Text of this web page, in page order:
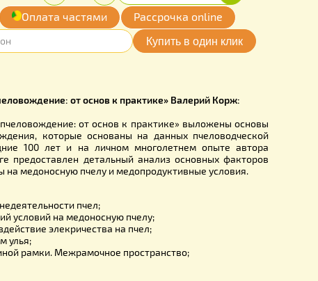
грн.Количество: - +
Оплата частями Рассрочка online
пчеловождение: от основ к практике» Валерий
пчеловождение: от основ к практике»
за последние 100 лет и на личном многолетнем
В книге предоставлен детальный анализ основных
среды на медоносную пчелу и медопродуктивные
жизнедеятельности пчел;